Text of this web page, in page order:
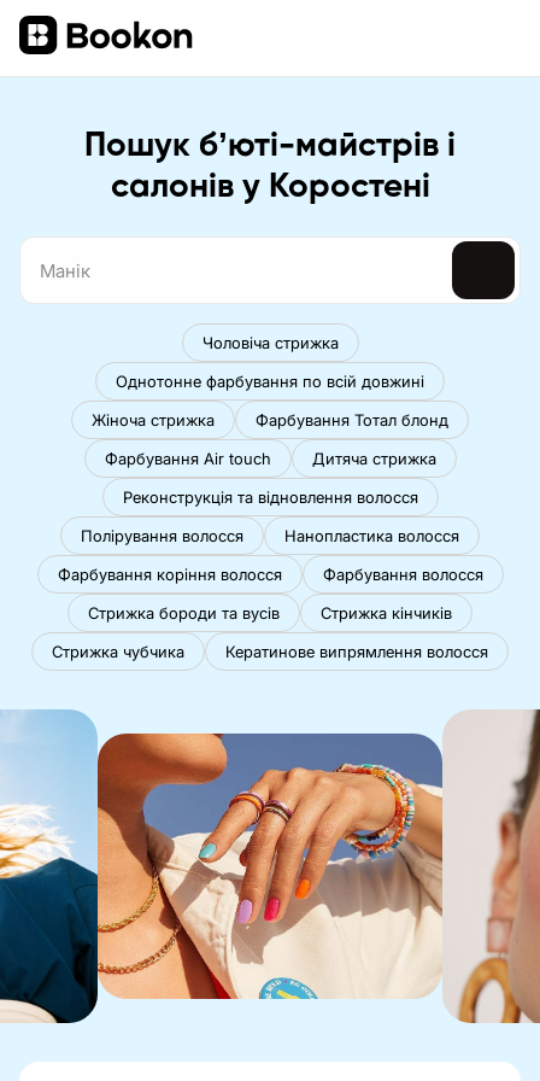
Пошук бʼюті-майстрів і
салонів у Коростені
Чоловіча стрижка
Однотонне фарбування по всій довжині
Жіноча стрижка
Фарбування Тотал блонд
Фарбування Air touch
Дитяча стрижка
Реконструкція та відновлення волосся
Полірування волосся
Нанопластика волосся
Фарбування коріння волосся
Фарбування волосся
Стрижка бороди та вусів
Стрижка кінчиків
Стрижка чубчика
Кератинове випрямлення волосся